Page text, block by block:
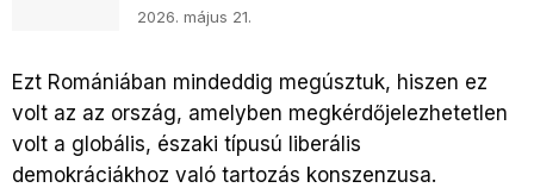
2026. május 21.
Ezt Romániában mindeddig megúsztuk, hiszen ez
volt az az ország, amelyben megkérdőjelezhetetlen
volt a globális, északi típusú liberális
demokráciákhoz való tartozás konszenzusa.